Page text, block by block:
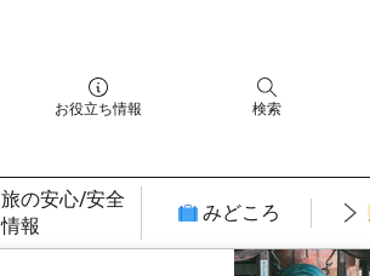
お役立ち情報 検索
旅の安心/安全
情報
みどころ